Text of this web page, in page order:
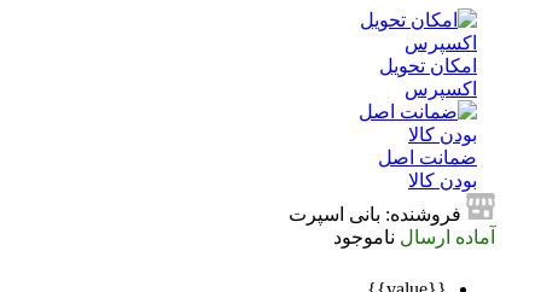
امکان تحویل
اکسپرس
ضمانت اصل
بودن کالا
فروشنده: بانی اسپرت
آماده ارسال ناموجود